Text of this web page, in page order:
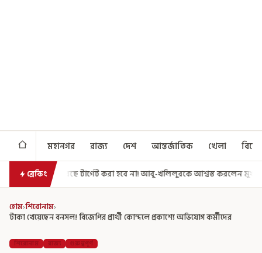
মহানগর রাজ্য দেশ আন্তর্জাতিক খেলা
ব্রেকিং
করা হবে না! আবু-খলিলুরকে আশ্বস্ত করলেন মুখ্যমন্ত্রী এগিয়ে গেল আরও
হোম›শিরোনাম›
টাকা খেয়েছেন বনসল! বিজেপির প্রার্থী কোন্দলে প্রকাশ্যে অভিযোগ কর্মীদের
শিরোনাম রাজ্য গুরুত্বপূর্ণ